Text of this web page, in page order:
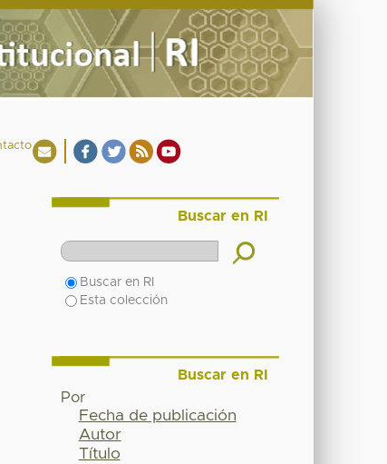
Buscar en RI
Buscar en RI
Esta colección
Buscar en RI
Por
Fecha de publicación
Autor
Título